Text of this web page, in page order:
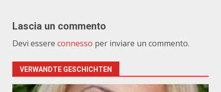
Lascia un commento
Devi essere connesso per inviare un commento.
VERWANDTE GESCHICHTEN